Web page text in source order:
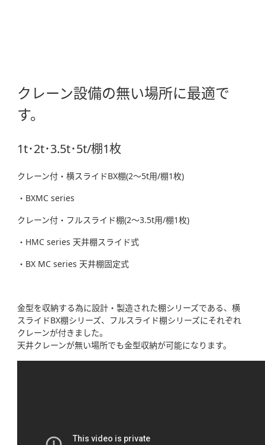
クレーン設備の無い場所に最適で
す。
1t･2t･3.5t･5t/棚1枚
クレーン付・横スライドBX棚(2～5t用/棚1枚)
・BXMC series
クレーン付・フルスライド棚(2～3.5t用/棚1枚)
・HMC series 天井棚スライド式
・BX MC series 天井棚固定式
金型を収納する為に設計・製造された棚シリーズである、横
スライドBX棚シリーズ、フルスライド棚シリーズにそれぞれ
クレーンが付きました。
天井クレーンが無い場所でも金型収納が可能になります。